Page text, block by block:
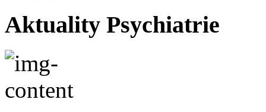
Aktuality Psychiatrie